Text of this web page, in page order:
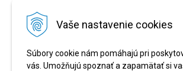
Vaše nastavenie cookies
Súbory cookie nám pomáhajú pri
vás. Umožňujú spoznať a zapamätať si
BEZPEČNÉ PLATBY